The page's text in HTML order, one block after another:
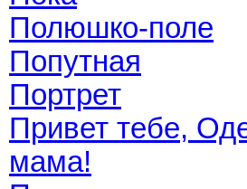
Полюшко-поле
Попутная
Портрет
Привет тебе,
мама!